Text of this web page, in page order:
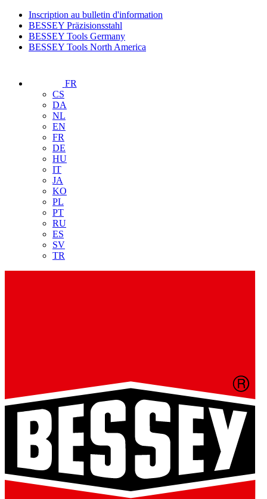
Inscription au bulletin d'information
BESSEY Präzisionsstahl
BESSEY Tools Germany
BESSEY Tools North America
FR
CS
DA
NL
EN
FR
DE
HU
IT
JA
KO
PL
PT
RU
ES
SV
TR